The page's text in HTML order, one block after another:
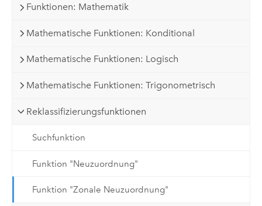
Funktionen: Mathematik
Mathematische Funktionen: Konditional
Mathematische Funktionen: Logisch
Mathematische Funktionen: Trigonometrisch
Reklassifizierungsfunktionen
Suchfunktion
Funktion "Neuzuordnung"
Funktion "Zonale Neuzuordnung"